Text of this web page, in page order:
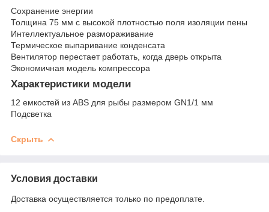
Сохранение энергии
Толщина 75 мм с высокой плотностью поля изоляции пены
Интеллектуальное размораживание
Термическое выпаривание конденсата
Вентилятор перестает работать, когда дверь открыта
Экономичная модель компрессора
Характеристики модели
12 емкостей из ABS для рыбы размером GN1/1 мм
Подсветка
Скрыть
Условия доставки
Доставка осуществляется только по предоплате.